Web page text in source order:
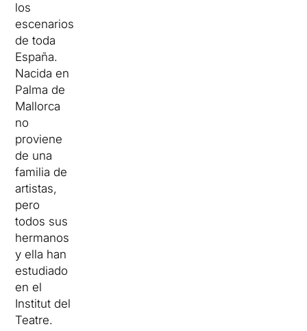
los
escenarios
de toda
España.
Nacida en
Palma de
Mallorca
no
proviene
de una
familia de
artistas,
pero
todos sus
hermanos
y ella han
estudiado
en el
Institut del
Teatre.